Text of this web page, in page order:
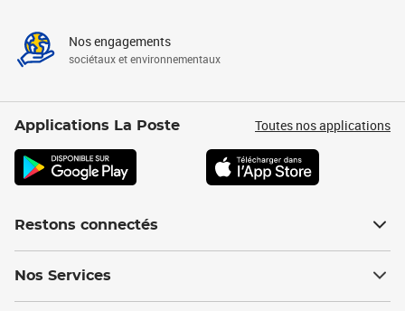
Nos engagements
sociétaux et environnementaux
Applications La Poste Toutes nos applications
Restons connectés
Nos Services